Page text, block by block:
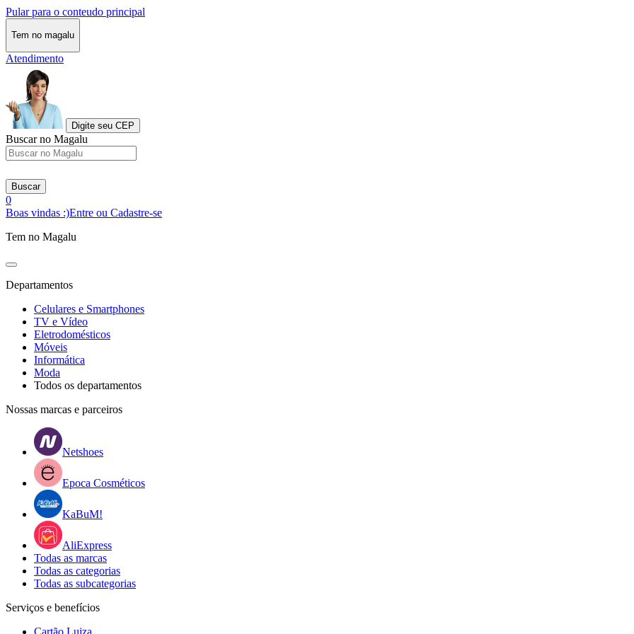
Pular para o conteudo principal
Tem no magalu
Atendimento
Digite seu CEP
Buscar no Magalu
Buscar
0
Boas vindas :)Entre ou Cadastre-se
Tem no Magalu
Departamentos
Celulares e Smartphones
TV e Vídeo
Eletrodomésticos
Móveis
Informática
Moda
Todos os departamentos
Nossas marcas e parceiros
Netshoes
Epoca Cosméticos
KaBuM!
AliExpress
Todas as marcas
Todas as categorias
Todas as subcategorias
Serviços e benefícios
Cartão Luiza